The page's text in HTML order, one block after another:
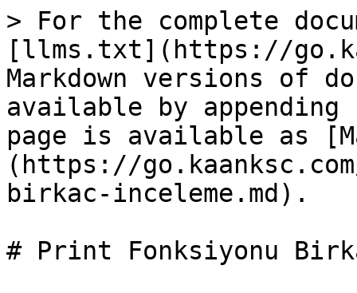
> For the complete
[llms.txt](https://
Markdown versions of
available by
page is available as
(https://
birkac-inceleme.md).
# Print Fonksiyonu